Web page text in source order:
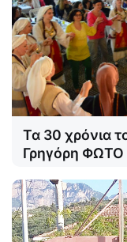
Τα 30 χρόνια
Γρηγόρη ΦΩΤΟ